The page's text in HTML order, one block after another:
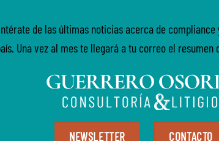
de las últimas noticias acerca de compliance
Una vez al mes te llegará a tu correo el resumen
NEWSLETTER CONTACTO